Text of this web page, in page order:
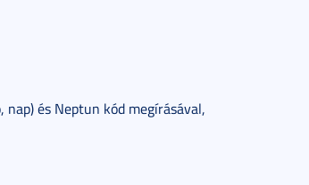
nap) és Neptun kód megírásával,